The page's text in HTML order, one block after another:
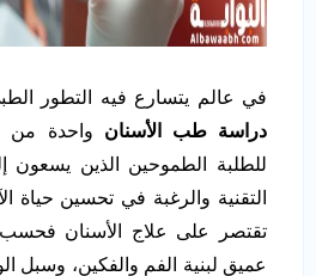
في عالم يتسارع فيه التطور
دراسة طب الأسنان واحدة من
للطلبة الطموحين الذين يسعون
التقنية والرغبة في تحسين حياة
تقتصر على علاج الأسنان
عميق لبنية الفم والفكين، وسبل